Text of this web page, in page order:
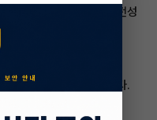
어린이 안전성, 좌석 안전성
록했습니다.
17.29점을 기록했습니다.
치 등에서 높은 점수를